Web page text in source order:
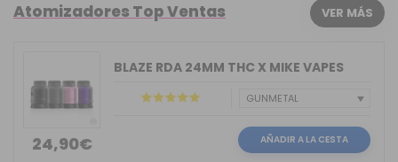
Atomizadores Top Ventas VER MÁS
24,90€
BLAZE RDA 24MM THC X MIKE VAPES
AÑADIR A LA CESTA